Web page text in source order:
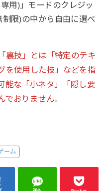
用)」モードのクレジッ
制限)の中から自由に選べ
裏技」とは「特定のテキ
を使用した技」などを指
能な「小ネタ」「隠し要
おりません。
ーム